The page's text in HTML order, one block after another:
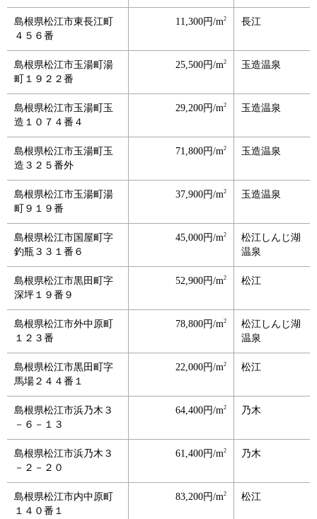
島根県松江市東長江町
４５６番
11,300円/m2 長江
島根県松江市玉湯町湯
町１９２２番
25,500円/m2 玉造温泉
島根県松江市玉湯町玉
造１０７４番４
29,200円/m2 玉造温泉
島根県松江市玉湯町玉
造３２５番外
71,800円/m2 玉造温泉
島根県松江市玉湯町湯
町９１９番
37,900円/m2 玉造温泉
島根県松江市国屋町字
釣瓶３３１番６
45,000円/m2
松江しんじ湖
温泉
島根県松江市黒田町字
深坪１９番９
52,900円/m2 松江
島根県松江市外中原町
１２３番
78,800円/m2
松江しんじ湖
温泉
島根県松江市黒田町字
馬場２４４番１
22,000円/m2 松江
島根県松江市浜乃木３
－６－１３
64,400円/m2 乃木
島根県松江市浜乃木３
－２－２０
61,400円/m2 乃木
島根県松江市内中原町
１４０番１
83,200円/m2 松江